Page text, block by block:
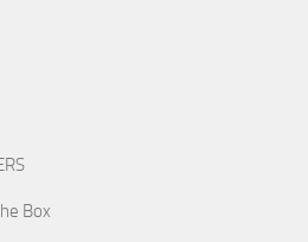
Box